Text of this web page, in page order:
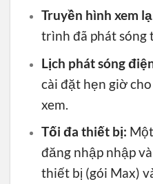
Truyền hình xem
trình đã phát sóng
Lịch phát sóng
cài đặt hẹn giờ
xem.
Tối đa thiết bị:
đăng nhập nhập
thiết bị (gói Max)